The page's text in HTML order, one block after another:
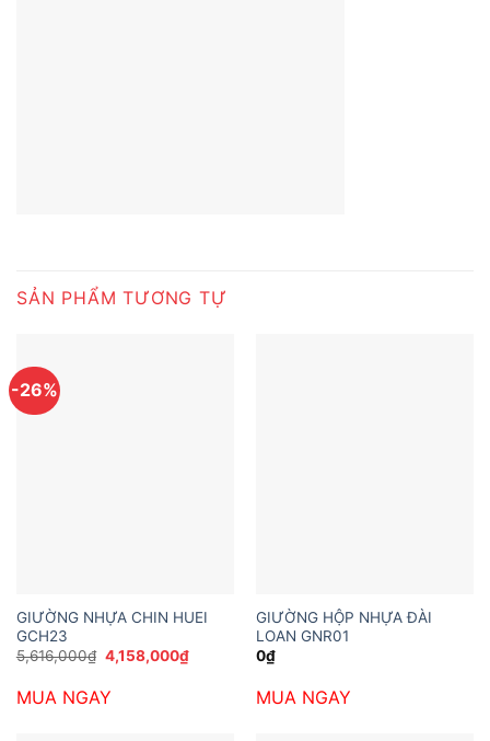
SẢN PHẨM TƯƠNG TỰ
-26%
GIƯỜNG NHỰA CHIN HUEI
GCH23
5,616,000₫ Giá
gốc
5,616,000₫.
4,158,000₫Giá
hiện
MUA NGAY
GIƯỜNG HỘP NHỰA ĐÀI
LOAN GNR01
0₫
MUA NGAY